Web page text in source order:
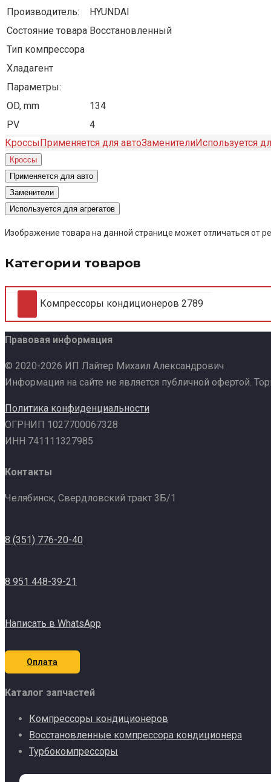
Производитель:
HYUNDAI
Состояние товара Восстановленный
Тип компрессора
Хладагент
Параметры:
OD, mm
134
PV
4
Кроссы Применяется для автоЗаменителиИспользуется
Кроссы
Применяется для авто
Заменители
Используется для агрегатов
Изображение товара на данной странице может отличаться от
Категории товаров
Компрессоры кондиционеров 2789
Правовая информация
© 2020-2026 ИП Лайтер Михаил Александрович
Информация на сайте не является публичной офертой.
Политика конфиденциальности
ОГРНИП 1027700067328
ИНН 741111327985
Контакты
Челябинск, Свердловский тракт 3Б/1
8 (351) 776-20-40
8 951 448-39-21
Написать в WhatsApp
Оплата
Каталог запчастей
Компрессоры кондиционеров
Восстановленные компрессора кондиционера
Турбокомпрессоры